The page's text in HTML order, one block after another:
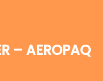
– AEROPAQ